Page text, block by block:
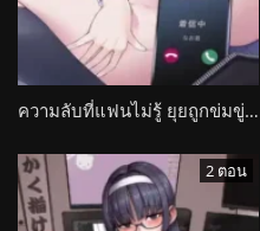
ความลับที่แฟนไม่รู้ ยุยถูกข่มขู่ด้วยอดีตที่บอกไม่ได้ Kare no Shiranai Himitsu wo Irete. The Animation
2 ตอน